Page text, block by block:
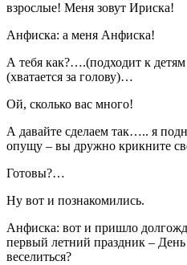
взрослые! Меня зовут Ириска!
Анфиска: а меня Анфиска!
А тебя как?….(подходит к детям
(хватается за голову)…
Ой, сколько вас много!
А давайте сделаем так….. я
опущу – вы дружно крикните
Готовы?…
Ну вот и познакомились.
Анфиска: вот и пришло
первый летний праздник –
веселиться?